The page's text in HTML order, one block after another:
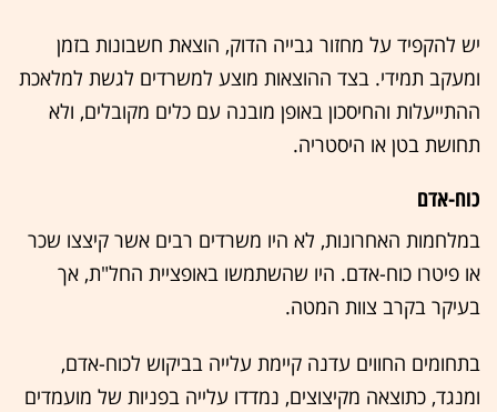
יש להקפיד על מחזור גבייה הדוק, הוצאת חשבונות בזמן
ומעקב תמידי. בצד ההוצאות מוצע למשרדים לגשת למלאכת
ההתייעלות והחיסכון באופן מובנה עם כלים מקובלים, ולא
תחושת בטן או היסטריה.
כוח-אדם
במלחמות האחרונות, לא היו משרדים רבים אשר קיצצו שכר
או פיטרו כוח-אדם. היו שהשתמשו באופציית החל"ת, אך
בעיקר בקרב צוות המטה.
בתחומים החווים עדנה קיימת עלייה בביקוש לכוח-אדם,
ומנגד, כתוצאה מקיצוצים, נמדדו עלייה בפניות של מועמדים